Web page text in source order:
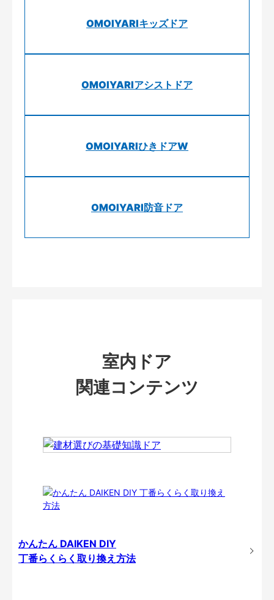
OMOIYARIキッズドア
OMOIYARIアシストドア
OMOIYARIひきドアW
OMOIYARI防音ドア
室内ドア
関連コンテンツ
かんたん DAIKEN DIY
丁番らくらく取り換え方法